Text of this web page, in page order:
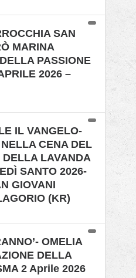
SAN
MARINA
PASSIONE
2026 –
IL VANGELO-
CENA DEL
DELLA LAVANDA
SANTO 2026-
GIOVANI
(KR)
OMELIA
DELLA
2 Aprile 2026